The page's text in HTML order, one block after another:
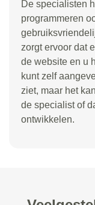
De specialisten
programmeren
zorgt ervoor dat
de website en u
kunt zelf
ziet, maar het
de specialist of
ontwikkelen.